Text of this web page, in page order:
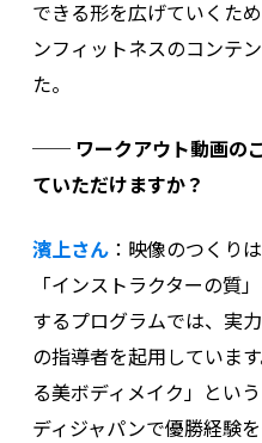
できる形を広げていくた
ンフィットネスのコンテ
た。
── ワークアウト動画の
ていただけますか？
濱上さん：映像のつくり
「インストラクターの質
するプログラムでは、実
の指導者を起用していま
る美ボディメイク」とい
ディジャパンで優勝経験